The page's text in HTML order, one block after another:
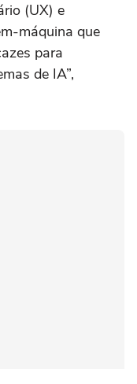
(UX) e
máquina que
para
de IA”,